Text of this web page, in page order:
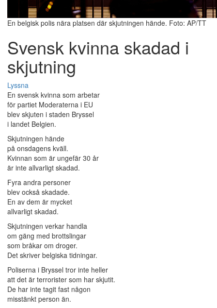
En belgisk polis nära platsen där skjutningen hände. Foto: AP/TT
Svensk kvinna skadad i
skjutning
Lyssna
En svensk kvinna som arbetar
för partiet Moderaterna i EU
blev skjuten i staden Bryssel
i landet Belgien.
Skjutningen hände
på onsdagens kväll.
Kvinnan som är ungefär 30 år
är inte allvarligt skadad.
Fyra andra personer
blev också skadade.
En av dem är mycket
allvarligt skadad.
Skjutningen verkar handla
om gäng med brottslingar
som bråkar om droger.
Det skriver belgiska tidningar.
Poliserna i Bryssel tror inte heller
att det är terrorister som har skjutit.
De har inte tagit fast någon
misstänkt person än.